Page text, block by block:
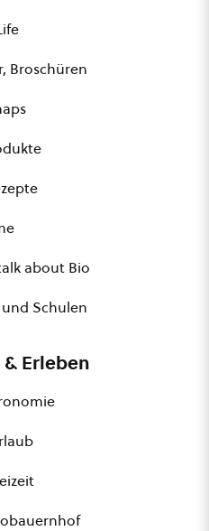
Broschüren
about Bio
Schulen
Erleben